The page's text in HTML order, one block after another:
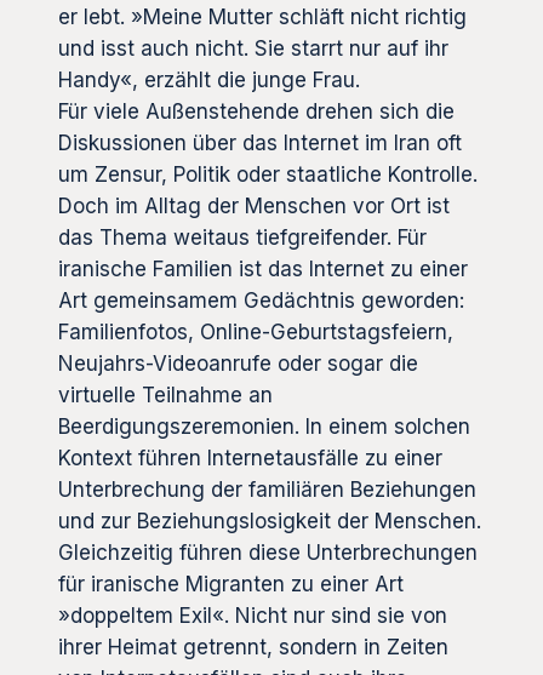
er lebt. »Meine Mutter schläft nicht richtig
und isst auch nicht. Sie starrt nur auf ihr
Handy«, erzählt die junge Frau.
Für viele Außenstehende drehen sich die
Diskussionen über das Internet im Iran oft
um Zensur, Politik oder staatliche Kontrolle.
Doch im Alltag der Menschen vor Ort ist
das Thema weitaus tiefgreifender. Für
iranische Familien ist das Internet zu einer
Art gemeinsamem Gedächtnis geworden:
Familienfotos, Online-Geburtstagsfeiern,
Neujahrs-Videoanrufe oder sogar die
virtuelle Teilnahme an
Beerdigungszeremonien. In einem solchen
Kontext führen Internetausfälle zu einer
Unterbrechung der familiären Beziehungen
und zur Beziehungslosigkeit der Menschen.
Gleichzeitig führen diese Unterbrechungen
für iranische Migranten zu einer Art
»doppeltem Exil«. Nicht nur sind sie von
ihrer Heimat getrennt, sondern in Zeiten